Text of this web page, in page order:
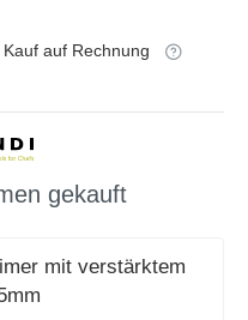
auf Rechnung
gekauft
mit verstärktem